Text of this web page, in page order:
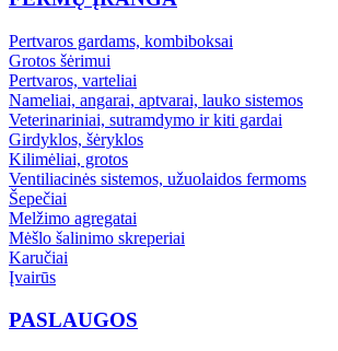
Pertvaros gardams, kombiboksai
Grotos šėrimui
Pertvaros, varteliai
Nameliai, angarai, aptvarai, lauko sistemos
Veterinariniai, sutramdymo ir kiti gardai
Girdyklos, šėryklos
Kilimėliai, grotos
Ventiliacinės sistemos, užuolaidos fermoms
Šepečiai
Melžimo agregatai
Mėšlo šalinimo skreperiai
Karučiai
Įvairūs
PASLAUGOS